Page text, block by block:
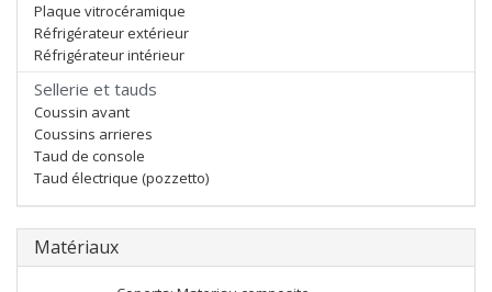
Plaque vitrocéramique
Réfrigérateur extérieur
Réfrigérateur intérieur
Sellerie et tauds
Coussin avant
Coussins arrieres
Taud de console
Taud électrique (pozzetto)
Matériaux